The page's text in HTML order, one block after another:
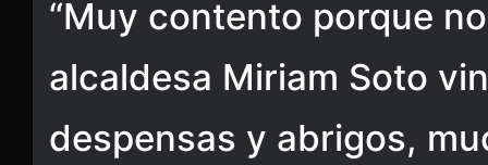
“Muy contento porque
alcaldesa Miriam Soto
despensas y abrigos,